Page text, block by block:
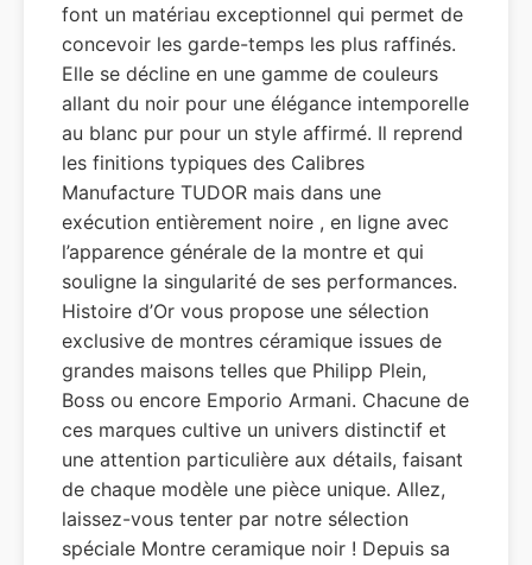
font un matériau exceptionnel qui permet de
concevoir les garde-temps les plus raffinés.
Elle se décline en une gamme de couleurs
allant du noir pour une élégance intemporelle
au blanc pur pour un style affirmé. Il reprend
les finitions typiques des Calibres
Manufacture TUDOR mais dans une
exécution entièrement noire , en ligne avec
l’apparence générale de la montre et qui
souligne la singularité de ses performances.
Histoire d’Or vous propose une sélection
exclusive de montres céramique issues de
grandes maisons telles que Philipp Plein,
Boss ou encore Emporio Armani. Chacune de
ces marques cultive un univers distinctif et
une attention particulière aux détails, faisant
de chaque modèle une pièce unique. Allez,
laissez-vous tenter par notre sélection
spéciale Montre ceramique noir ! Depuis sa